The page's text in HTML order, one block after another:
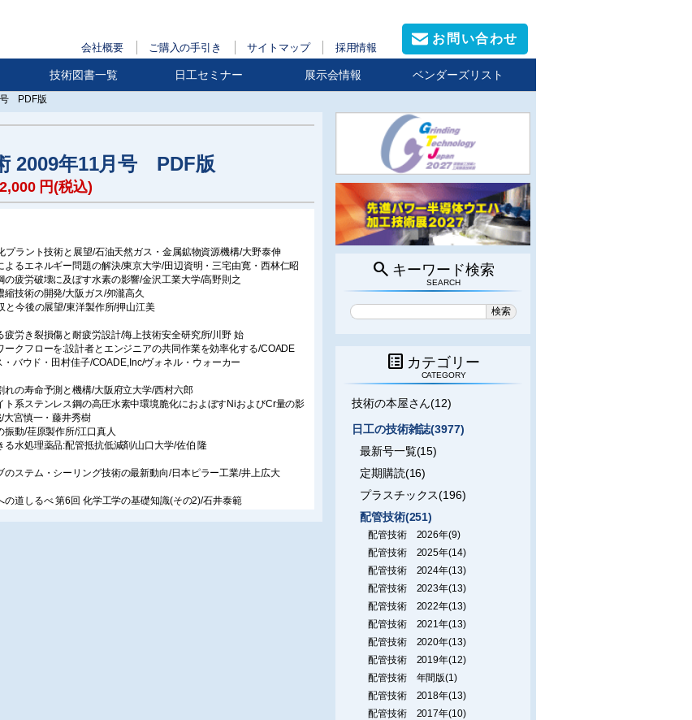
会社概要 ご購入の手引き サイトマップ 採用情報
お問い合わせ
技術図書一覧 日工セミナー 展示会情報 ベンダーズリスト
号 PDF版
2009年11月号 PDF版
2,000円(税込)
プラント技術と展望/石油天然ガス・金属鉱物資源機構/大野泰伸
よるエネルギー問題の解決/東京大学/田辺資明・三宅由寛・西林仁昭
の疲労破壊に及ぼす水素の影響/金沢工業大学/高野則之
縮技術の開発/大阪ガス/夘瀧高久
と今後の展望/東洋製作所/押山江美
疲労き裂損傷と耐疲労設計/海上技術安全研究所/川野 始
ークフローを:設計者とエンジニアの共同作業を効率化する/COADE
・バウド・田村佳子/COADE,Inc/ヴォネル・ウォーカー
れの寿命予測と機構/大阪府立大学/西村六郎
ト系ステンレス鋼の高圧水素中環境脆化におよぼすNiおよびCr量の影
大宮慎一・藤井秀樹
振動/荏原製作所/江口真人
る水処理薬品:配管抵抗低減剤/山口大学/佐伯 隆
のステム・シーリング技術の最新動向/日本ピラー工業/井上広大
の道しるべ 第6回 化学工学の基礎知識(その2)/石井泰範
search キーワード検索
SEARCH
list_alt カテゴリー
CATEGORY
技術の本屋さん(12)
日工の技術雑誌(3977)
最新号一覧(15)
定期購読(16)
プラスチックス(196)
配管技術(251)
配管技術 2026年(9)
配管技術 2025年(14)
配管技術 2024年(13)
配管技術 2023年(13)
配管技術 2022年(13)
配管技術 2021年(13)
配管技術 2020年(13)
配管技術 2019年(12)
配管技術 年間版(1)
配管技術 2018年(13)
配管技術 2017年(10)